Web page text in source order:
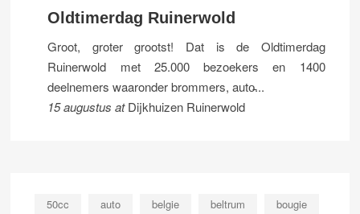
Oldtimerdag Ruinerwold
Groot, groter grootst! Dat is de Oldtimerdag
Ruinerwold met 25.000 bezoekers en 1400
deelnemers waaronder brommers, auto̵...
15 augustus atDijkhuizen Ruinerwold
50cc auto belgie beltrum
bougie